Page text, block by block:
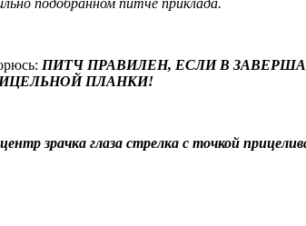
ПИТЧ ПРАВИЛЕН, ЕСЛИ В
ПЛАНКИ!
зрачка глаза стрелка с точкой